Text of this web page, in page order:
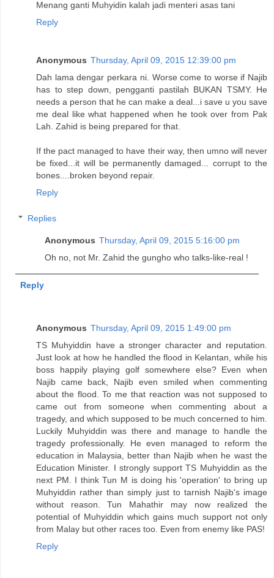
Menang ganti Muhyidin kalah jadi menteri asas tani
Reply
Anonymous Thursday, April 09, 2015 12:39:00 pm
Dah lama dengar perkara ni. Worse come to worse if Najib
has to step down, pengganti pastilah BUKAN TSMY. He
needs a person that he can make a deal...i save u you save
me deal like what happened when he took over from Pak
Lah. Zahid is being prepared for that.
If the pact managed to have their way, then umno will never
be fixed...it will be permanently damaged... corrupt to the
bones....broken beyond repair.
Reply
Replies
Anonymous Thursday, April 09, 2015 5:16:00 pm
Oh no, not Mr. Zahid the gungho who talks-like-real !
Reply
Anonymous Thursday, April 09, 2015 1:49:00 pm
TS Muhyiddin have a stronger character and reputation.
Just look at how he handled the flood in Kelantan, while his
boss happily playing golf somewhere else? Even when
Najib came back, Najib even smiled when commenting
about the flood. To me that reaction was not supposed to
came out from someone when commenting about a
tragedy, and which supposed to be much concerned to him.
Luckily Muhyiddin was there and manage to handle the
tragedy professionally. He even managed to reform the
education in Malaysia, better than Najib when he wast the
Education Minister. I strongly support TS Muhyiddin as the
next PM. I think Tun M is doing his 'operation' to bring up
Muhyiddin rather than simply just to tarnish Najib's image
without reason. Tun Mahathir may now realized the
potential of Muhyiddin which gains much support not only
from Malay but other races too. Even from enemy like PAS!
Reply